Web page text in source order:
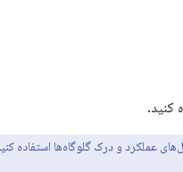
کنید.
عملکرد و درک گلوگاه‌ها استفاده